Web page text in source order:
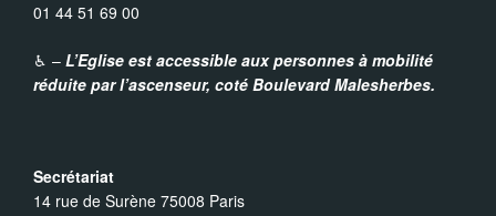
01 44 51 69 00
♿︎ – L’Eglise est accessible aux personnes à mobilité
réduite par l’ascenseur, coté Boulevard Malesherbes.
Secrétariat
14 rue de Surène 75008 Paris